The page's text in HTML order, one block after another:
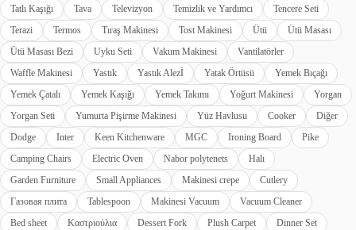
Tatlı Kaşığı
Tava Televizyon Temizlik ve Yardımcı
Tencere Seti
Terazi
Termos Tıraş Makinesi Tost Makinesi Ütü
Ütü Masası
Ütü Masası Bezi
Uyku Seti Vakum Makinesi
Vantilatörler
Waffle Makinesi
Yastık Yastık Alezİ Yatak Örtüsü
Yemek Bıçağı
Yemek Çatalı
Yemek Kaşığı Yemek Takımı Yoğurt Makinesi
Yorgan
Yorgan Seti
Yumurta Pişirme Makinesi Yüz Havlusu Cooker
Diğer
Dodge
Inter Keen Kitchenware MGC Ironing Board
Pike
Camping Chairs
Electric Oven Nabor polytenets
Halı
Garden Furniture
Small Appliances Makinesi crepe
Cutlery
Газовая плита
Tablespoon Makinesi Vacuum
Vacuum Cleaner
Bed sheet
Καστριούλια Dessert Fork Plush Carpet
Dinner Set